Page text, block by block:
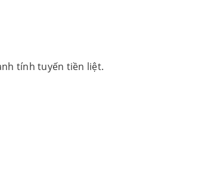
tính tuyến tiền liệt.